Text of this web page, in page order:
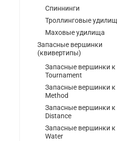
Спиннинги
Троллинговые
Маховые удилища
Запасные вершинки
(квивертипы)
Запасные вершинки к
Tournament
Запасные вершинки к
Method
Запасные вершинки к
Distance
Запасные вершинки к
Water